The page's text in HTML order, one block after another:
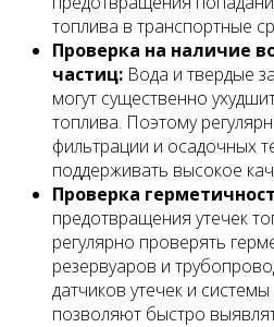
топлива в транспортные
Проверка на наличие
частиц: Вода и твердые
могут существенно
топлива. Поэтому
фильтрации и осадочных
поддерживать высокое
Проверка
предотвращения утечек
регулярно проверять
резервуаров и
датчиков утечек и
позволяют быстро